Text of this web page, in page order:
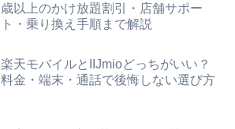
歳以上のかけ放題割引・店舗サポー
ト・乗り換え手順まで解説
楽天モバイルとIIJmioどっちがいい？
料金・端末・通話で後悔しない選び方